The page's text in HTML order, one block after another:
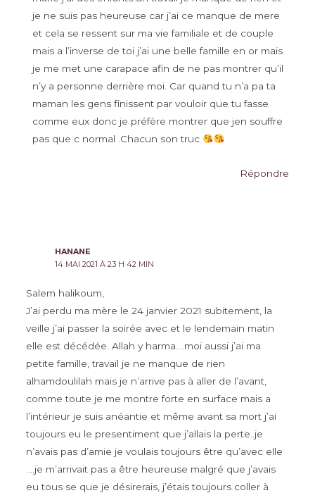
je ne suis pas heureuse car j’ai ce manque de mere
et cela se ressent sur ma vie familiale et de couple
mais a l’inverse de toi j’ai une belle famille en or mais
je me met une carapace afin de ne pas montrer qu’il
n’y a personne derrière moi. Car quand tu n’a pa ta
maman les gens finissent par vouloir que tu fasse
comme eux donc je préfère montrer que jen souffre
pas que c normal .Chacun son truc
Répondre
HANANE
14 MAI 2021 À 23 H 42 MIN
Salem halikoum,
J’ai perdu ma mère le 24 janvier 2021 subitement, la
veille j’ai passer la soirée avec et le lendemain matin
elle est décédée. Allah y harma….moi aussi j’ai ma
petite famille, travail je ne manque de rien
alhamdoulilah mais je n’arrive pas à aller de l’avant,
comme toute je me montre forte en surface mais a
l’intérieur je suis anéantie et même avant sa mort j’ai
toujours eu le presentiment que j’allais la perte..je
n’avais pas d’amie je voulais toujours être qu’avec elle
….je m’arrivait pas a être heureuse malgré que j’avais
eu tous se que je désirerais, j’étais toujours coller à